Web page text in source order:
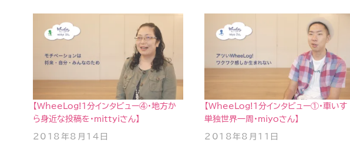
【WheeLog!１分インタビュー④・地方か
ら身近な投稿を・mittyiさん】
2018年8月14日
【WheeLog!１分インタビュー①・車いす
単独世界一周・miyoさん】
2018年8月11日